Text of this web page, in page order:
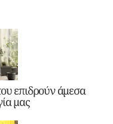
επιδρούν άμεσα
μας